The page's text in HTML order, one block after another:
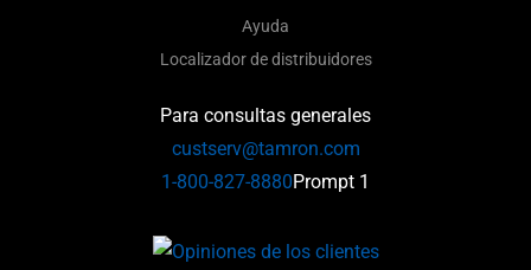
Ayuda
Localizador de distribuidores
Para consultas generales
custserv@tamron.com
1-800-827-8880Prompt 1